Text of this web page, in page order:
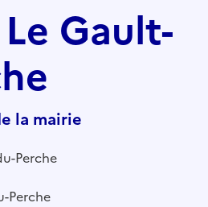
Gault-
la mairie
Perche
Perche